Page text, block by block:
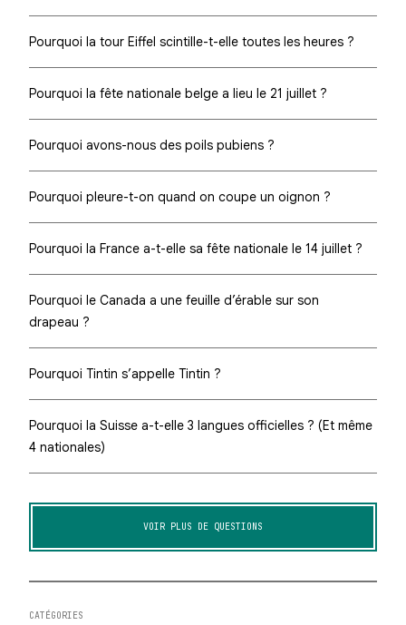
Pourquoi la tour Eiffel scintille-t-elle toutes les heures ?
Pourquoi la fête nationale belge a lieu le 21 juillet ?
Pourquoi avons-nous des poils pubiens ?
Pourquoi pleure-t-on quand on coupe un oignon ?
Pourquoi la France a-t-elle sa fête nationale le 14 juillet ?
Pourquoi le Canada a une feuille d’érable sur son
drapeau ?
Pourquoi Tintin s’appelle Tintin ?
Pourquoi la Suisse a-t-elle 3 langues officielles ? (Et même
4 nationales)
VOIR PLUS DE QUESTIONS
CATÉGORIES